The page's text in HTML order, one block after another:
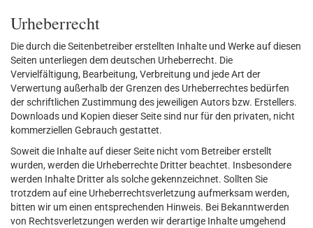
Urheberrecht
Die durch die Seitenbetreiber erstellten Inhalte und Werke auf diesen
Seiten unterliegen dem deutschen Urheberrecht. Die
Vervielfältigung, Bearbeitung, Verbreitung und jede Art der
Verwertung außerhalb der Grenzen des Urheberrechtes bedürfen
der schriftlichen Zustimmung des jeweiligen Autors bzw. Erstellers.
Downloads und Kopien dieser Seite sind nur für den privaten, nicht
kommerziellen Gebrauch gestattet.
Soweit die Inhalte auf dieser Seite nicht vom Betreiber erstellt
wurden, werden die Urheberrechte Dritter beachtet. Insbesondere
werden Inhalte Dritter als solche gekennzeichnet. Sollten Sie
trotzdem auf eine Urheberrechtsverletzung aufmerksam werden,
bitten wir um einen entsprechenden Hinweis. Bei Bekanntwerden
von Rechtsverletzungen werden wir derartige Inhalte umgehend